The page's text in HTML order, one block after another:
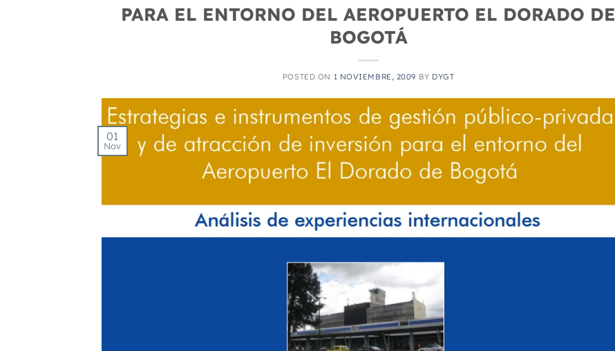
PARA EL ENTORNO DEL AEROPUERTO EL DORADO DE
BOGOTÁ
POSTED ON 1 NOVIEMBRE, 2009 BY DYGT
01
Nov